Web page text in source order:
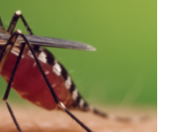
von Millionen Jahren
eine Gruppe heraus,
die
Einige Arten
dichte Geflechte
Was auffällig ist: Die